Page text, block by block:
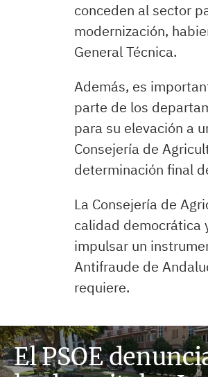
conceden al sector
modernización,
General Técnica.
Además, es
parte de los
para su elevación a
Consejería de
determinación final
La Consejería de
calidad democrática
impulsar un
Antifraude de
requiere.
El PSOE